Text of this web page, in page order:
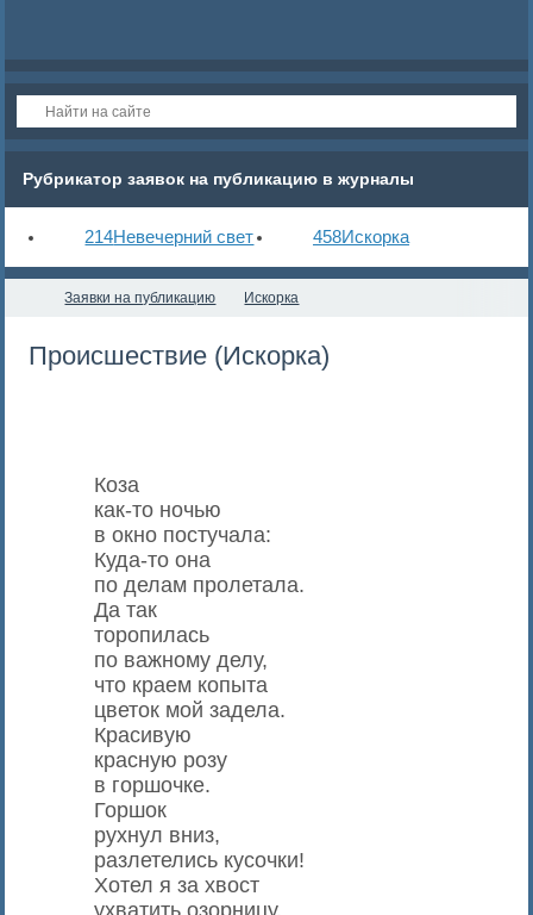
Рубрикатор заявок на публикацию в журналы
214Невечерний свет 458Искорка
Заявки на публикацию Искорка
Происшествие (Искорка)
Коза
как-то ночью
в окно постучала:
Куда-то она
по делам пролетала.
Да так
торопилась
по важному делу,
что краем копыта
цветок мой задела.
Красивую
красную розу
в горшочке.
Горшок
рухнул вниз,
разлетелись кусочки!
Хотел я за хвост
ухватить озорницу,